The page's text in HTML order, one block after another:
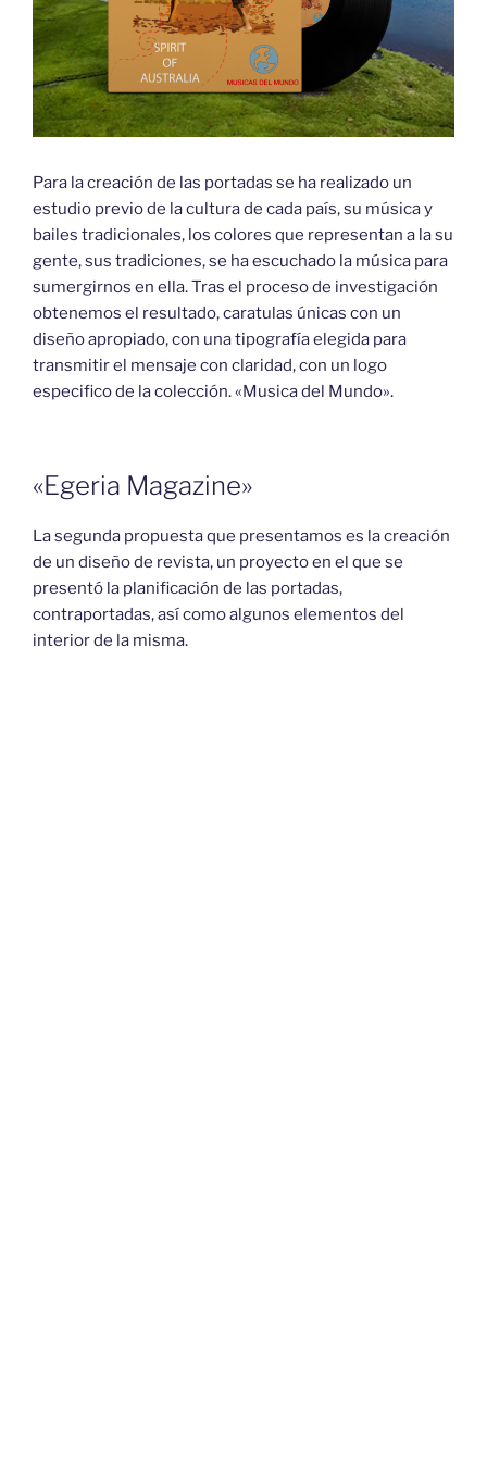
Para la creación de las portadas se ha realizado un
estudio previo de la cultura de cada país, su música y
bailes tradicionales, los colores que representan a la su
gente, sus tradiciones, se ha escuchado la música para
sumergirnos en ella. Tras el proceso de investigación
obtenemos el resultado, caratulas únicas con un
diseño apropiado, con una tipografía elegida para
transmitir el mensaje con claridad, con un logo
especifico de la colección. «Musica del Mundo».
«Egeria Magazine»
La segunda propuesta que presentamos es la creación
de un diseño de revista, un proyecto en el que se
presentó la planificación de las portadas,
contraportadas, así como algunos elementos del
interior de la misma.